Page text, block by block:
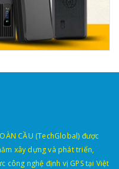
CẦU (TechGlobal) được
xây dựng và phát triển,
công nghệ định vị GPS tại Việt